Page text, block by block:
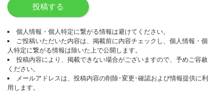
投稿する
個人情報・個人特定に繋がる情報は避けてください。
ご投稿いただいた内容は、掲載前に内容チェックし、個人情報・個
人特定に繋がる情報は除いた上で公開します。
投稿内容により、掲載できない場合がございますので、予めご容赦
ください。
メールアドレスは、投稿内容の削除･変更･確認および情報提供に利
用します。